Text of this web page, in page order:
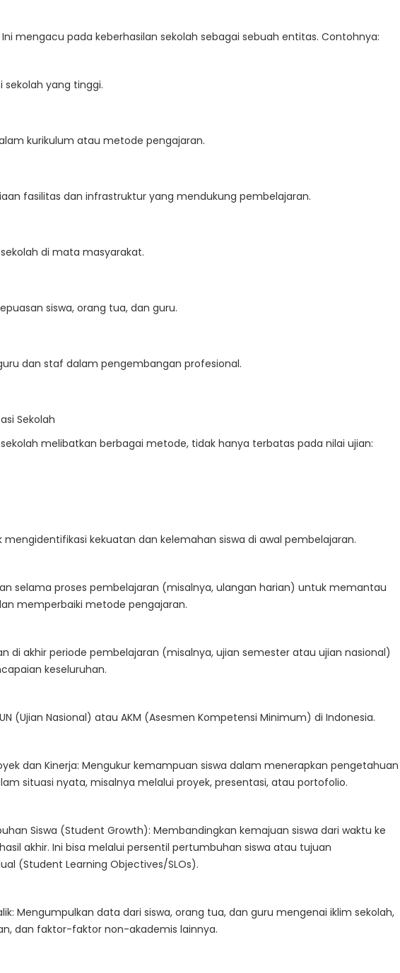
Ini mengacu pada keberhasilan sekolah sebagai sebuah entitas. Contohnya:
sekolah yang tinggi.
kurikulum atau metode pengajaran.
fasilitas dan infrastruktur yang mendukung pembelajaran.
di mata masyarakat.
siswa, orang tua, dan guru.
dan staf dalam pengembangan profesional.
Sekolah
melibatkan berbagai metode, tidak hanya terbatas pada nilai ujian:
mengidentifikasi kekuatan dan kelemahan siswa di awal pembelajaran.
selama proses pembelajaran (misalnya, ulangan harian) untuk memantau
memperbaiki metode pengajaran.
di akhir periode pembelajaran (misalnya, ujian semester atau ujian nasional)
keseluruhan.
(Ujian Nasional) atau AKM (Asesmen Kompetensi Minimum) di Indonesia.
dan Kinerja: Mengukur kemampuan siswa dalam menerapkan pengetahuan
situasi nyata, misalnya melalui proyek, presentasi, atau portofolio.
Siswa (Student Growth): Membandingkan kemajuan siswa dari waktu ke
akhir. Ini bisa melalui persentil pertumbuhan siswa atau tujuan
(Student Learning Objectives/SLOs).
Mengumpulkan data dari siswa, orang tua, dan guru mengenai iklim sekolah,
dan faktor-faktor non-akademis lainnya.